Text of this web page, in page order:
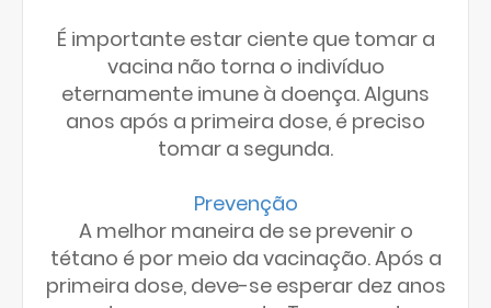
É importante estar ciente que tomar a
vacina não torna o indivíduo
eternamente imune à doença. Alguns
anos após a primeira dose, é preciso
tomar a segunda.
Prevenção
A melhor maneira de se prevenir o
tétano é por meio da vacinação. Após a
primeira dose, deve-se esperar dez anos